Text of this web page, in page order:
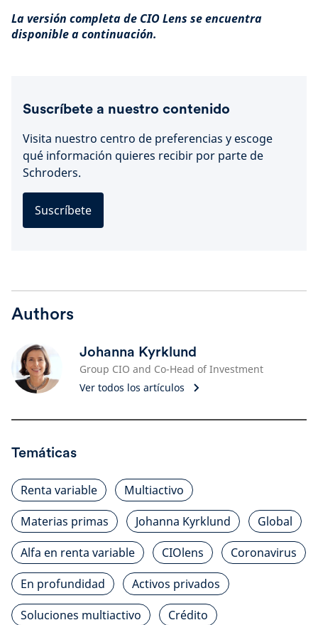
La versión completa de CIO Lens se encuentra
disponible a continuación.
Suscríbete a nuestro contenido
Visita nuestro centro de preferencias y escoge
qué información quieres recibir por parte de
Schroders.
Suscríbete
Authors
Johanna Kyrklund
Group CIO and Co-Head of Investment
Ver todos los artículos
Temáticas
Renta variable
Multiactivo
Materias primas
Johanna Kyrklund
Global
Alfa en renta variable
CIOlens
Coronavirus
En profundidad
Activos privados
Soluciones multiactivo
Crédito